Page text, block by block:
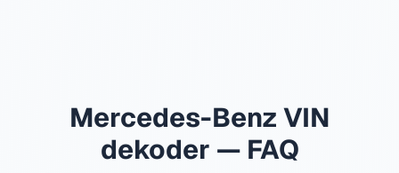
Mercedes-Benz VIN
dekoder — FAQ